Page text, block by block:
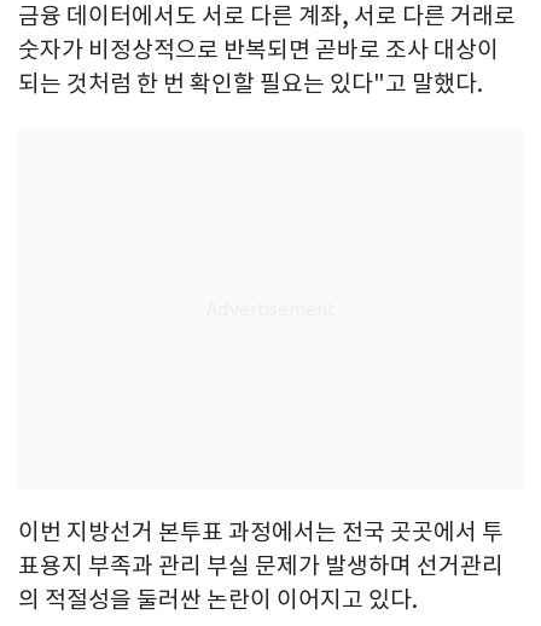
금융 데이터에서도 서로 다른 계좌, 서로 다른 거래로
숫자가 비정상적으로 반복되면 곧바로 조사 대상이
되는 것처럼 한 번 확인할 필요는 있다"고 말했다.
이번 지방선거 본투표 과정에서는 전국 곳곳에서 투
표용지 부족과 관리 부실 문제가 발생하며 선거관리
의 적절성을 둘러싼 논란이 이어지고 있다.